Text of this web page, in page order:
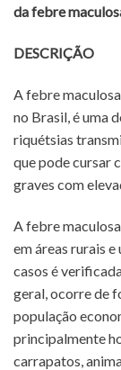
da febre
DESCRIÇÃO
A febre
no Brasil, é uma
riquétsias
que pode cursar
graves com
A febre
em áreas rurais
casos é
geral, ocorre de
população
principalmente
carrapatos,